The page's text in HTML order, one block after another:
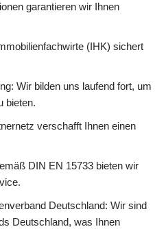
garantieren wir Ihnen
(IHK) sichert
Wir bilden uns laufend fort, um
bieten.
verschafft Ihnen einen
DIN EN 15733 bieten wir
Deutschland: Wir sind
Deutschland, was Ihnen